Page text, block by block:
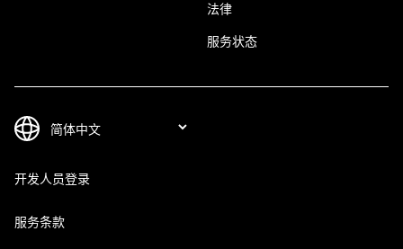
法律
服务状态
开发人员登录
服务条款